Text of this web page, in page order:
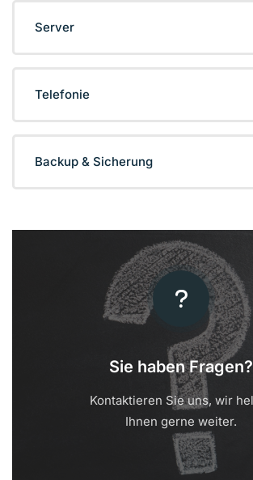
Server
Telefonie
Backup & Sicherung
Sie haben Fragen?
Kontaktieren Sie uns, wir
Ihnen gerne weiter.